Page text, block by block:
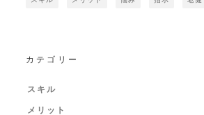
カテゴリー
スキル
メリット